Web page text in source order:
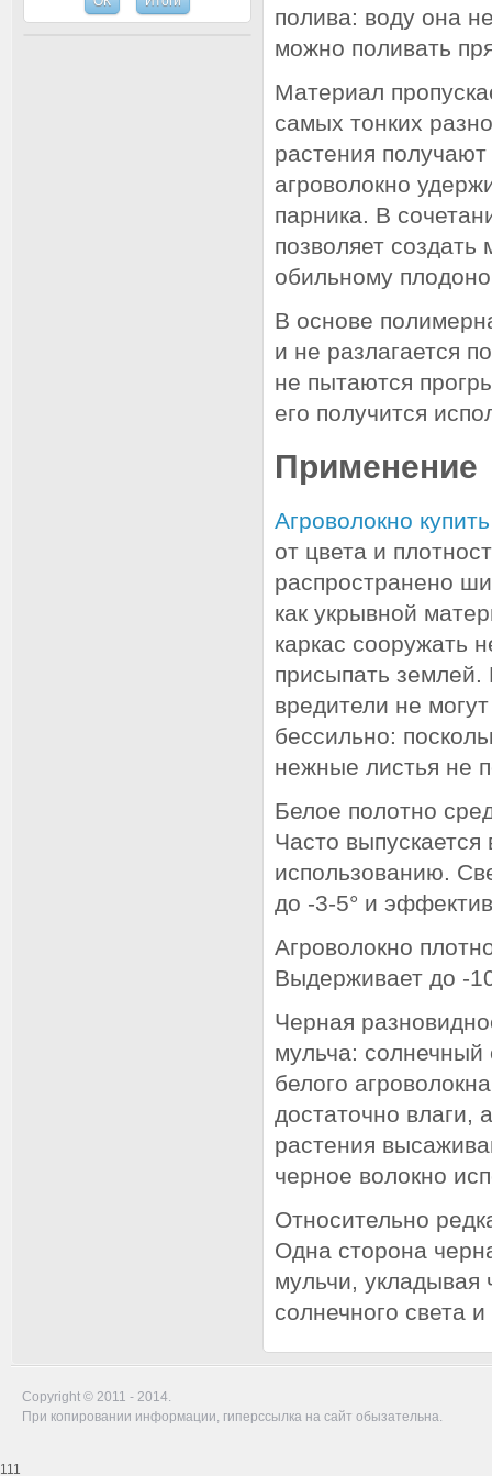
полива: воду она
можно поливать
Материал
самых тонких
растения
агроволокно
парника. В
позволяет
обильному
В основе
и не разлагается
не пытаются
его получится
Применение
Агроволокно купить
от цвета и
распространено
как укрывной
каркас сооружать
присыпать землей.
вредители не
бессильно:
нежные листья не
Белое полотно
Часто выпускается
использованию.
до -3-5° и
Агроволокно
Выдерживает до -
Черная
мульча: солнечный
белого
достаточно влаги,
растения
черное волокно
Относительно
Одна сторона
мульчи, укладывая
солнечного света
Copyright © 2011 - 2014.
При копировании информации, гиперссылка на сайт обызательна.
111